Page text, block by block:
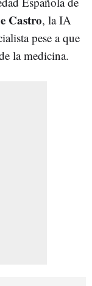
Castro, la IA
pese a que
la medicina.